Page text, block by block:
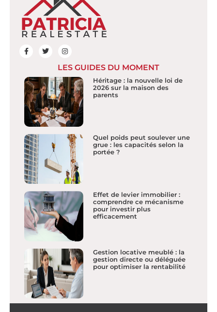
LES GUIDES DU MOMENT
Héritage : la nouvelle loi de
2026 sur la maison des
parents
Quel poids peut soulever une
grue : les capacités selon la
portée ?
Effet de levier immobilier :
comprendre ce mécanisme
pour investir plus
efficacement
Gestion locative meublé : la
gestion directe ou déléguée
pour optimiser la rentabilité